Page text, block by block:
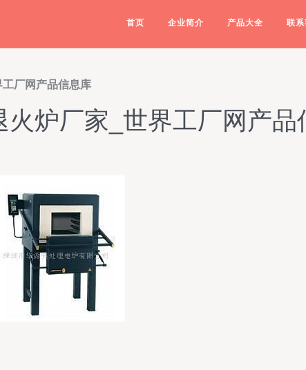
首页 企业简介 产品大全 联系
厂网产品信息库
炉厂家_世界工厂网产品